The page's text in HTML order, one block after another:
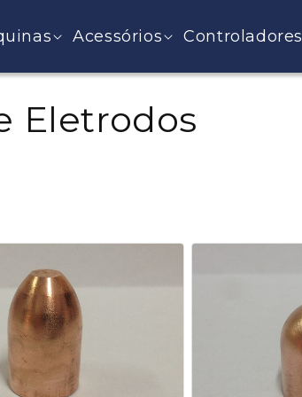
Acessórios Controladores
Eletrodos